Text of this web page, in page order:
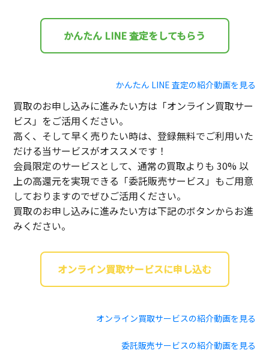
かんたん LINE 査定をしてもらう
かんたん LINE 査定の紹介動画を見る
買取のお申し込みに進みたい方は「オンライン買取サー
ビス」をご活用ください。
高く、そして早く売りたい時は、登録無料でご利用いた
だける当サービスがオススメです！
会員限定のサービスとして、通常の買取よりも 30% 以
上の高還元を実現できる「委託販売サービス」もご用意
しておりますのでぜひご活用ください。
買取のお申し込みに進みたい方は下記のボタンからお進
みください。
オンライン買取サービスに申し込む
オンライン買取サービスの紹介動画を見る
委託販売サービスの紹介動画を見る